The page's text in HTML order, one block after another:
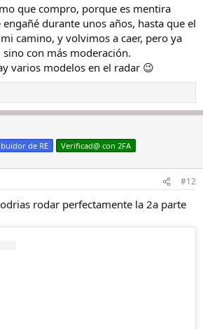
que compro, porque es mentira
durante unos años, hasta que el
camino, y volvimos a caer, pero ya
con más moderación.
varios modelos en el radar 😉
de RE Verificad@ con 2FA
#12
rodar perfectamente la 2a parte